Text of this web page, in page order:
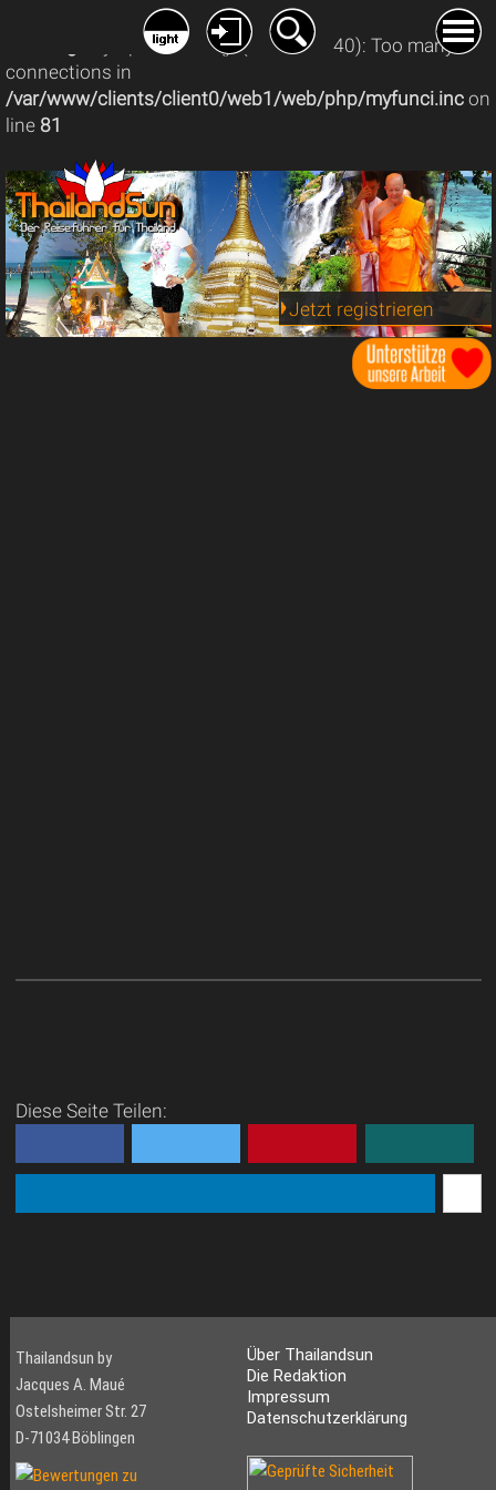
: mysqli_connect(): (08004/1040): Too many
connections in
/var/www/clients/client0/web1/web/php/myfunci.inc on
line 81
Jetzt registrieren
Diese Seite Teilen:
Thailandsun by
Jacques A. Maué
Ostelsheimer Str. 27
D-71034 Böblingen
Über Thailandsun
Die Redaktion
Impressum
Datenschutzerklärung